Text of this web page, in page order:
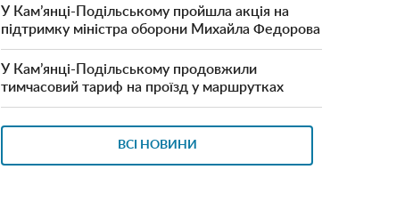
У Кам’янці-Подільському пройшла акція на
підтримку міністра оборони Михайла Федорова
У Кам’янці-Подільському продовжили
тимчасовий тариф на проїзд у маршрутках
ВСІ НОВИНИ